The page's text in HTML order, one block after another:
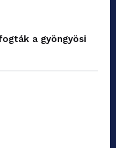
a gyöngyösi